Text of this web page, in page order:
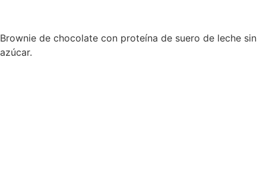
Brownie de chocolate con proteína de suero de leche sin
azúcar.